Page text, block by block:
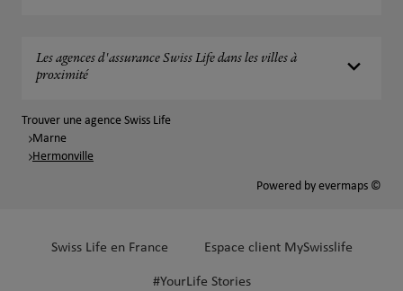
Les agences d'assurance Swiss Life dans les villes à
proximité
Trouver une agence Swiss Life
Marne
Hermonville
Powered by evermaps ©
Swiss Life en France Espace client MySwisslife
#YourLife Stories